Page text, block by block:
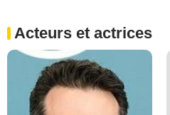
Acteurs et actrices